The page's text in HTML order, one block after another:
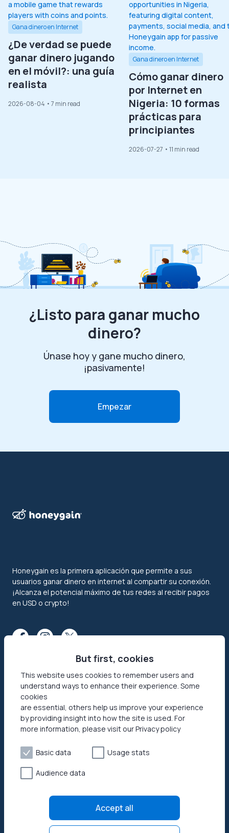
Gana dinero en Internet
¿De verdad se puede
ganar dinero jugando
en el móvil?: una guía
realista
2026-08-04 • 7 min read
Gana dinero en Internet
Cómo ganar dinero
por Internet en
Nigeria: 10 formas
prácticas para
principiantes
2026-07-27 • 11 min read
¿Listo para ganar mucho
dinero?
Únase hoy y gane mucho dinero,
¡pasivamente!
Empezar
Honeygain es la primera aplicación que permite a sus
usuarios ganar dinero en internet al compartir su conexión.
¡Alcanza el potencial máximo de tus redes al recibir pagos
en USD o crypto!
Funciones
Compartir Internet
Aplicacione de Ingresos
El modo JumpTask
Referidos
Contacto
Seguridad
Reseñas
Help center
But first, cookies
This website uses cookies to remember users and
understand ways to enhance their experience. Some
cookies
are essential, others help us improve your experience
by providing insight into how the site is used. For
more information, please visit our Privacy policy
Basic data Usage stats
Audience data
Accept all